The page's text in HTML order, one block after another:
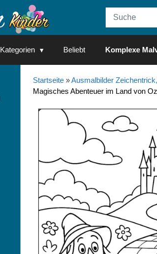
Kategorien Beliebt Komplexe
Startseite»Ausmalbilder
Magisches Abenteuer im Land von